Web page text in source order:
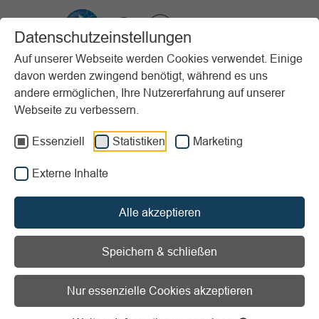
Datenschutzeinstellungen
Auf unserer Webseite werden Cookies verwendet. Einige
davon werden zwingend benötigt, während es uns
andere ermöglichen, Ihre Nutzererfahrung auf unserer
Webseite zu verbessern.
Essenziell Statistiken Marketing
Externe Inhalte
Alle akzeptieren
Speichern & schließen
Nur essenzielle Cookies akzeptieren
Startseite Sportpraxis Stundenbeispiele (PfP)
Erwachsene
Nordic Walking – Ab nach Draußen
Vorlesen
Informationen zum Readspeaker öffnen
Erscheinungsjahr:
Sportart:
Stoppuhr / Turn- und Sportgeräte
Ort:Draußen
Nordic Walking – Ab nach